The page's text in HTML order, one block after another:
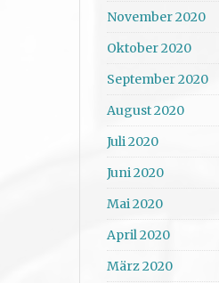
November 2020
Oktober 2020
September 2020
August 2020
Juli 2020
Juni 2020
Mai 2020
April 2020
März 2020